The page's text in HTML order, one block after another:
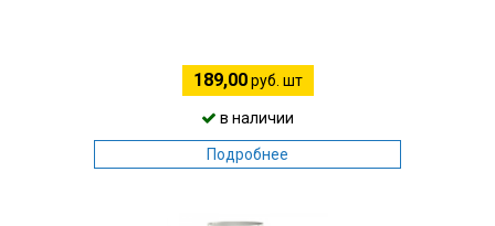
189,00руб. шт
в наличии
Подробнее